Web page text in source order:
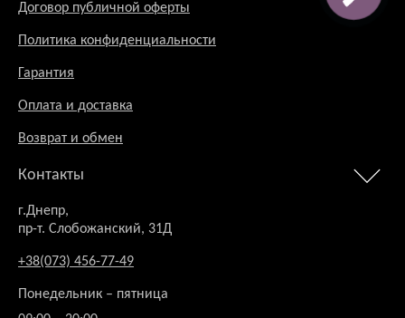
Договор публичной оферты
Политика конфиденциальности
Гарантия
Оплата и доставка
Возврат и обмен
Контакты
г.Днепр,
пр-т. Слобожанский, 31Д
+38(073) 456-77-49
Понедельник – пятница